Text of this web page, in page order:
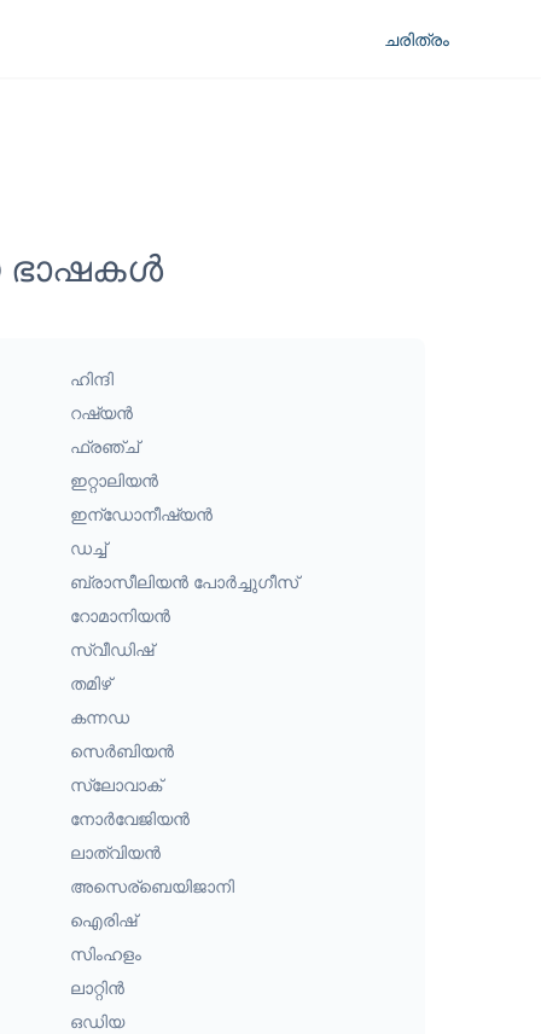
ചരിത്രം
ഭാഷകൾ
ഹിന്ദി
റഷ്യൻ
ഫ്രഞ്ച്
ഇറ്റാലിയൻ
ഇന്ഡോനീഷ്യൻ
ഡച്ച്
ബ്രാസീലിയൻ പോർച്ചുഗീസ്
റോമാനിയൻ
സ്വീഡിഷ്
തമിഴ്
കന്നഡ
സെർബിയൻ
സ്ലോവാക്
നോർവേജിയൻ
ലാത്വിയൻ
അസെര്ബെയിജാനി
ഐരിഷ്
സിംഹളം
ലാറ്റിൻ
ഒഡിയ